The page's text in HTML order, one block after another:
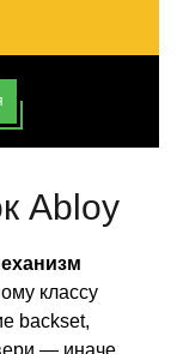
Abloy
классу
backset,